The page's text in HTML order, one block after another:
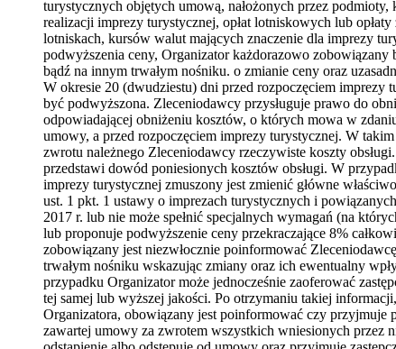
turystycznych objętych umową, nałożonych przez podmioty,
realizacji imprezy turystycznej, opłat lotniskowych lub
lotniskach, kursów walut mających znaczenie dla imprezy
podwyższenia ceny, Organizator każdorazowo
bądź na innym trwałym nośniku. o zmianie ceny oraz
W okresie 20 (dwudziestu) dni przed rozpoczęciem imprezy
być podwyższona. Zleceniodawcy przysługuje prawo do
odpowiadającej obniżeniu kosztów, o których mowa w
umowy, a przed rozpoczęciem imprezy turystycznej. W
zwrotu należnego Zleceniodawcy rzeczywiste koszty
przedstawi dowód poniesionych kosztów obsługi. W
imprezy turystycznej zmuszony jest zmienić główne
ust. 1 pkt. 1 ustawy o imprezach turystycznych i
2017 r. lub nie może spełnić specjalnych wymagań (na
lub proponuje podwyższenie ceny przekraczające 8%
zobowiązany jest niezwłocznie poinformować
trwałym nośniku wskazując zmiany oraz ich ewentualny
przypadku Organizator może jednocześnie zaoferować
tej samej lub wyższej jakości. Po otrzymaniu takiej
Organizatora, obowiązany jest poinformować czy przyjmuje
zawartej umowy za zwrotem wszystkich wniesionych przez